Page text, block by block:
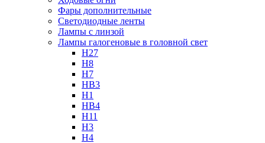
Фары дополнительные
Светодиодные ленты
Лампы с линзой
Лампы галогеновые в головной свет
H27
H8
H7
HB3
H1
HB4
H11
H3
H4